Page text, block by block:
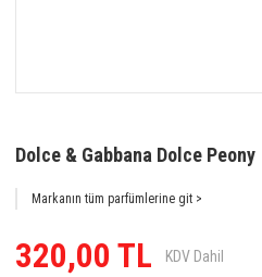
Dolce & Gabbana Dolce Peony
Markanın tüm parfümlerine git >
320,00 TL KDV Dahil